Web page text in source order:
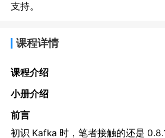
支持。
课程详情
课程介绍
小册介绍
前言
初识 Kafka 时，笔者接触的还是